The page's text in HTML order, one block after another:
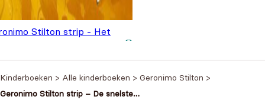
Stilton strip - Het
Kinderboeken > Alle kinderboeken > Geronimo Stilton >
Geronimo Stilton strip – De snelste